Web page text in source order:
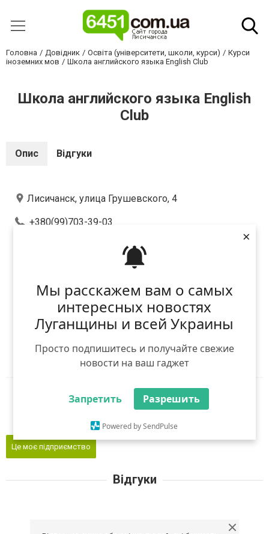
Мы расскажем вам о самых
интересных новостях
Луганщины и всей Украины
Просто подпишитесь и получайте свежие
новости на ваш гаджет
Запретить Разрешить
Powered by SendPulse
×
Головна Довідник Освіта (університети, школи, курси)
Курси
іноземних мов
Школа английского языка English Club
Школа английского языка English
Club
Опис Відгуки
Лисичанск, улица Грушевского, 4
+380(99)703-39-03
( 0оцінок)
Я рекомендую
Авторизуйтесь ,
щоб оцінити і порекомендувати
Viber
Це моє підприємство
Відгуки